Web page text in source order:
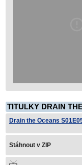
TITULKY DRAIN
Drain the Oceans
Stáhnout v ZIP